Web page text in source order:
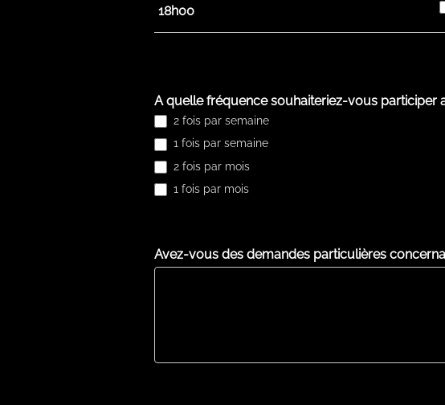
18h00
A quelle fréquence souhaiteriez-vous participer
2 fois par semaine
1 fois par semaine
2 fois par mois
1 fois par mois
Avez-vous des demandes particulières